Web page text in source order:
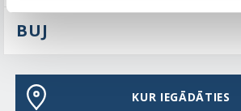
BUJ
KUR IEGĀDĀTIES